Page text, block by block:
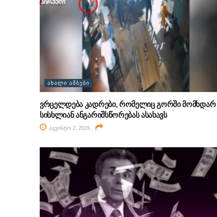
ᲐᲮᲐᲚᲘ ᲐᲛᲑᲔᲑᲘ
ვრცელდება კადრები, რომელიც გორში მომხდარ
სისხლიან ანგარიშსწორებას ასახავს
აგვისტო 2, 2026